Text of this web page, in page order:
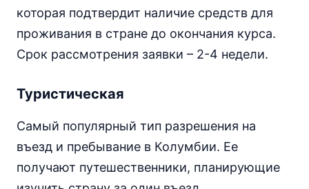
которая подтвердит наличие средств для
проживания в стране до окончания курса.
Срок рассмотрения заявки – 2-4 недели.
Туристическая
Самый популярный тип разрешения на
въезд и пребывание в Колумбии. Ее
получают путешественники, планирующие